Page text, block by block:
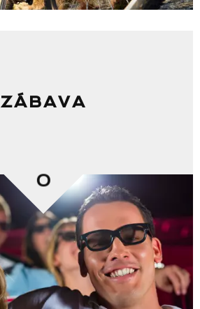
ZÁBAVA
0